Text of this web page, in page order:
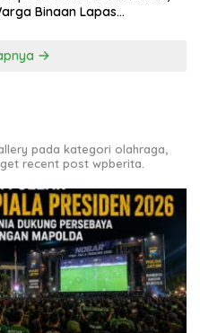
Binaan Lapas
pada kategori olahraga,
recent post wpberita.